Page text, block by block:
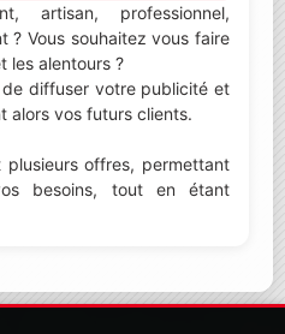
artisan, professionnel,
? Vous souhaitez vous faire
les alentours ?
diffuser votre publicité et
alors vos futurs clients.
plusieurs offres, permettant
besoins, tout en étant